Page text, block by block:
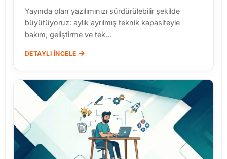
Yayında olan yazılımınızı sürdürülebilir şekilde
büyütüyoruz: aylık ayrılmış teknik kapasiteyle
bakım, geliştirme ve tek...
DETAYLI İNCELE